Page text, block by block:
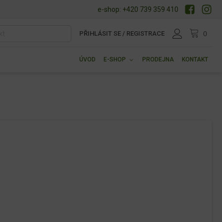
e-shop: +420 739 359 410
PŘIHLÁSIT SE / REGISTRACE
ÚVOD E-SHOP PRODEJNA KONTAKT